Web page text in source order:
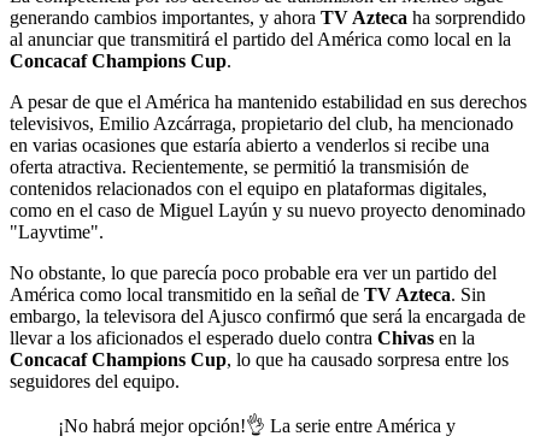
generando cambios importantes, y ahora TV Azteca ha sorprendido
al anunciar que transmitirá el partido del América como local en la
Concacaf Champions Cup.
A pesar de que el América ha mantenido estabilidad en sus derechos
televisivos, Emilio Azcárraga, propietario del club, ha mencionado
en varias ocasiones que estaría abierto a venderlos si recibe una
oferta atractiva. Recientemente, se permitió la transmisión de
contenidos relacionados con el equipo en plataformas digitales,
como en el caso de Miguel Layún y su nuevo proyecto denominado
"Layvtime".
No obstante, lo que parecía poco probable era ver un partido del
América como local transmitido en la señal de TV Azteca. Sin
embargo, la televisora del Ajusco confirmó que será la encargada de
llevar a los aficionados el esperado duelo contra Chivas en la
Concacaf Champions Cup, lo que ha causado sorpresa entre los
seguidores del equipo.
¡No habrá mejor opción!👌 La serie entre América y